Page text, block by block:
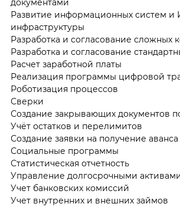
документами
Развитие информационных систем и
инфраструктуры
Разработка и согласование сложных
Разработка и согласование
Расчет заработной платы
Реализация программы цифровой
Роботизация процессов
Сверки
Создание закрывающих документов
Учёт остатков и перелимитов
Создание заявки на получение аванса
Социальные программы
Статистическая отчетность
Управление долгосрочными
Учет банковских комиссий
Учет внутренних и внешних займов